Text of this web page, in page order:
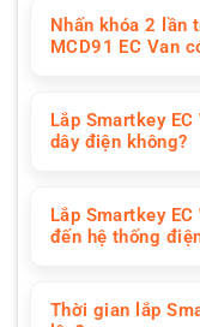
Nhấn khóa 2 lần
MCD91 EC Van
Lắp Smartkey
dây điện không?
Lắp Smartkey
đến hệ thống
Thời gian lắp